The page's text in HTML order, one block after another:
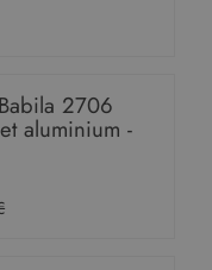
2706
aluminium -